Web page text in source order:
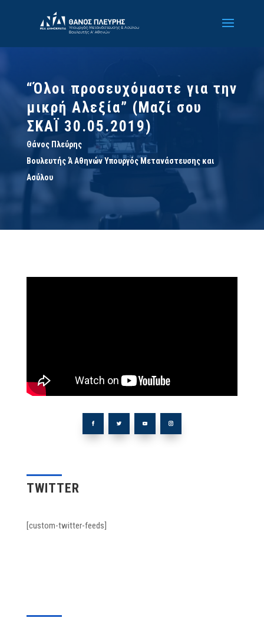
“Όλοι προσευχόμαστε για την
μικρή Αλεξία” (Μαζί σου
ΣΚΑΪ 30.05.2019)
Θάνος Πλεύρης
Βουλευτής Ά Αθηνών Υπουργός Μετανάστευσης και
Ασύλου
TWITTER
[custom-twitter-feeds]